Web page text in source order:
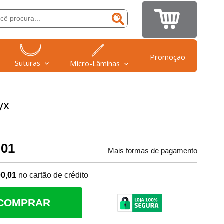
Suturas Micro-Lâminas
Promoção
Mais formas de pagamento
no cartão de crédito